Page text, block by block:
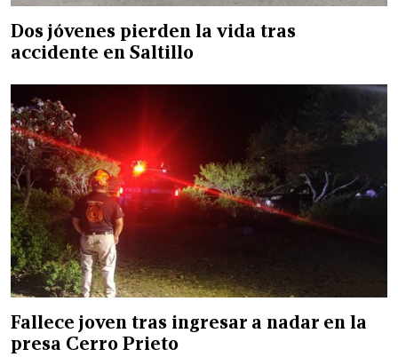
Dos jóvenes pierden la vida tras
accidente en Saltillo
Fallece joven tras ingresar a nadar en la
presa Cerro Prieto